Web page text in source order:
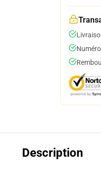
Description